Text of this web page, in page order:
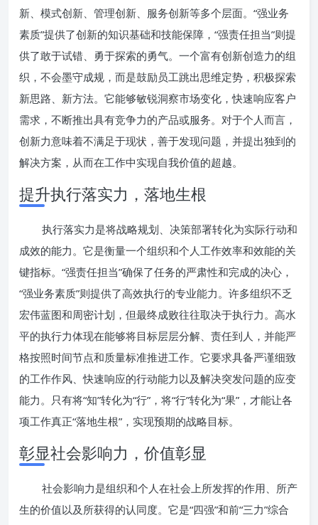
新、模式创新、管理创新、服务创新等多个层面。“强业务
素质”提供了创新的知识基础和技能保障，“强责任担当”则提
供了敢于试错、勇于探索的勇气。一个富有创新创造力的组
织，不会墨守成规，而是鼓励员工跳出思维定势，积极探索
新思路、新方法。它能够敏锐洞察市场变化，快速响应客户
需求，不断推出具有竞争力的产品或服务。对于个人而言，
创新力意味着不满足于现状，善于发现问题，并提出独到的
解决方案，从而在工作中实现自我价值的超越。
提升执行落实力，落地生根
执行落实力是将战略规划、决策部署转化为实际行动和
成效的能力。它是衡量一个组织和个人工作效率和效能的关
键指标。“强责任担当”确保了任务的严肃性和完成的决心，
“强业务素质”则提供了高效执行的专业能力。许多组织不乏
宏伟蓝图和周密计划，但最终成败往往取决于执行力。高水
平的执行力体现在能够将目标层层分解、责任到人，并能严
格按照时间节点和质量标准推进工作。它要求具备严谨细致
的工作作风、快速响应的行动能力以及解决突发问题的应变
能力。只有将“知”转化为“行”，将“行”转化为“果”，才能让各
项工作真正“落地生根”，实现预期的战略目标。
彰显社会影响力，价值彰显
社会影响力是组织和个人在社会上所发挥的作用、所产
生的价值以及所获得的认同度。它是“四强”和前“三力”综合